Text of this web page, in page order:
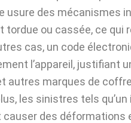
usure des mécanismes
tordue ou cassée, ce qui
cas, un code
l’appareil, justifiant
autres marques de
les sinistres tels qu’un
des déformations